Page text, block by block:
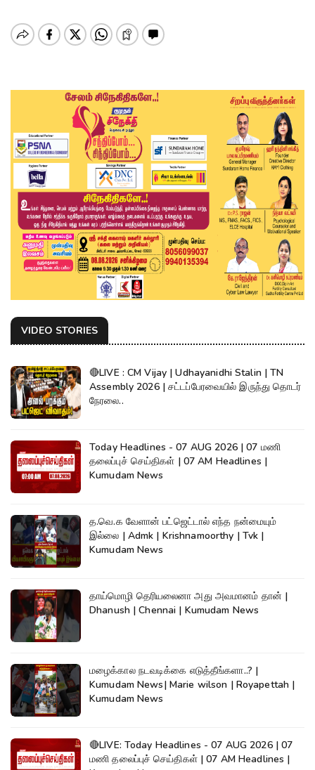
VIDEO STORIES
🔴LIVE : CM Vijay | Udhayanidhi Stalin | TN
Assembly 2026 | சட்டப்பேரவையில் இருந்து தொடர்
நேரலை..
Today Headlines - 07 AUG 2026 | 07 மணி
தலைப்புச் செய்திகள் | 07 AM Headlines |
Kumudam News
த.வெ.க வேளான் பட்ஜெட்டால் எந்த நன்மையும்
இல்லை | Admk | Krishnamoorthy | Tvk |
Kumudam News
தாய்மொழி தெரியலைனா அது அவமானம் தான் |
Dhanush | Chennai | Kumudam News
மழைக்கால நடவடிக்கை எடுத்தீங்களா..? |
Kumudam News| Marie wilson | Royapettah |
Kumudam News
🔴LIVE: Today Headlines - 07 AUG 2026 | 07
மணி தலைப்புச் செய்திகள் | 07 AM Headlines |